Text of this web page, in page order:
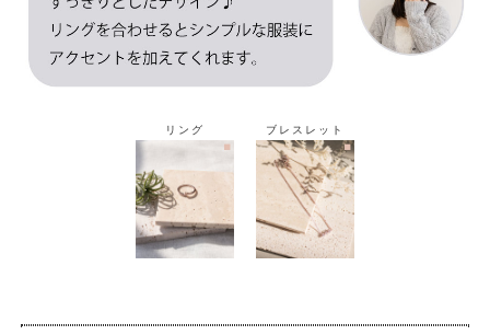
リング ブレスレット